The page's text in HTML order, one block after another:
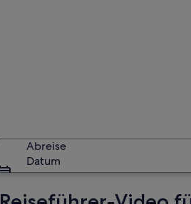
Abreise
Datum